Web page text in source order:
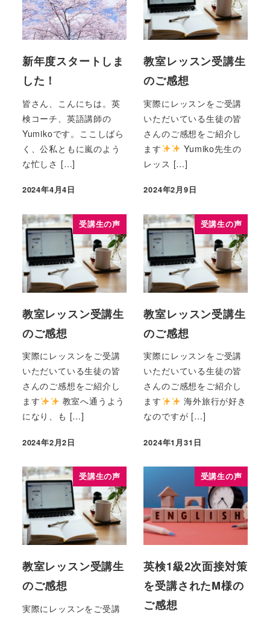
新年度スタートしま
した！
皆さん、こんにちは。英
検コーチ、英語講師の
Yumikoです。ここしばら
く、公私ともに嵐のよう
な忙しさ […]
2024年4月4日
教室レッスン受講生
のご感想
実際にレッスンをご受講
いただいている生徒の皆
さんのご感想をご紹介し
ます
Yumiko先生の
レッス […]
2024年2月9日
受講生の声
教室レッスン受講生
のご感想
実際にレッスンをご受講
いただいている生徒の皆
さんのご感想をご紹介し
ます
教室へ通うよう
になり、も […]
2024年2月2日
受講生の声
教室レッスン受講生
のご感想
実際にレッスンをご受講
いただいている生徒の皆
さんのご感想をご紹介し
ます
海外旅行が好き
なのですが […]
2024年1月31日
受講生の声
教室レッスン受講生
のご感想
実際にレッスンをご受講
受講生の声
英検1級2次面接対策
を受講されたM様の
ご感想